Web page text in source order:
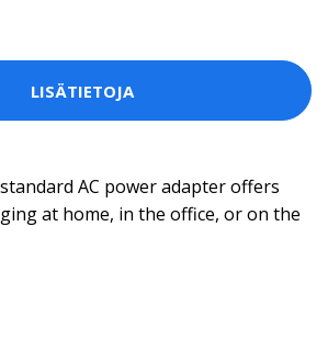
LISÄTIETOJA
AC power adapter offers
at home, in the office, or on the